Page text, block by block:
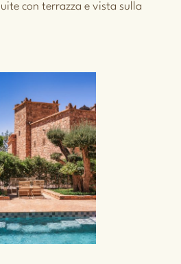
con terrazza e vista sulla